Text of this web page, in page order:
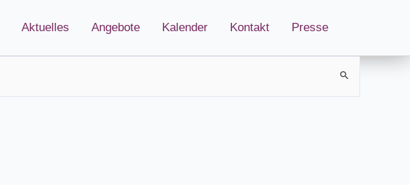
Aktuelles Angebote Kalender Kontakt Presse